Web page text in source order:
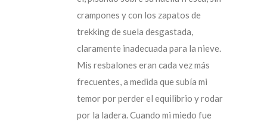
crampones y con los zapatos de
trekking de suela desgastada,
claramente inadecuada para la nieve.
Mis resbalones eran cada vez más
frecuentes, a medida que subía mi
temor por perder el equilibrio y rodar
por la ladera. Cuando mi miedo fue